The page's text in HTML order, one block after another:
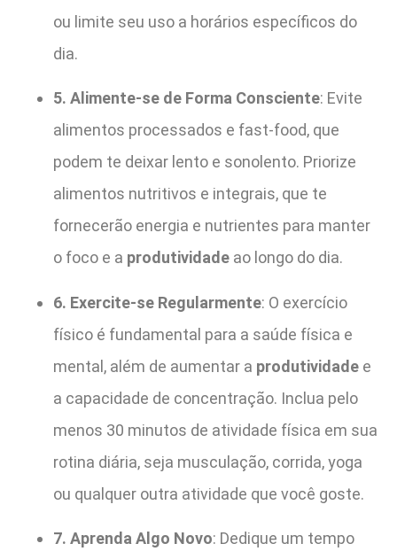
ou limite seu uso a horários específicos do
dia.
5. Alimente-se de Forma Consciente: Evite
alimentos processados e fast-food, que
podem te deixar lento e sonolento. Priorize
alimentos nutritivos e integrais, que te
fornecerão energia e nutrientes para manter
o foco e a produtividade ao longo do dia.
6. Exercite-se Regularmente: O exercício
físico é fundamental para a saúde física e
mental, além de aumentar a produtividade e
a capacidade de concentração. Inclua pelo
menos 30 minutos de atividade física em sua
rotina diária, seja musculação, corrida, yoga
ou qualquer outra atividade que você goste.
7. Aprenda Algo Novo: Dedique um tempo